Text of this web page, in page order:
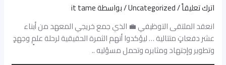
اترك تعليقاً/
Uncategorized/ بواسطةit tame
انعقد الملتقى التوظيفي 💼 الذي جمع خريجي المعهد من أبناء
عشر دفعاتٍ متتالية … ليؤكدوا أنهم الثمرة الحقيقية لرحلة علمٍ وجهدٍ
وتطوير وإجتهاد ومثابره وتحمل مسؤليه ..